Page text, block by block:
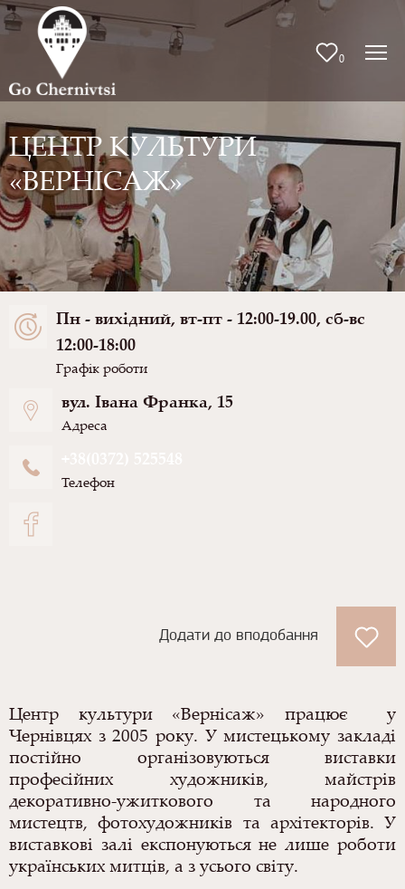
0
ЦЕНТР КУЛЬТУРИ
«ВЕРНІСАЖ»
Графік роботи
Пн - вихідний, вт-пт - 12:00-19.00, сб-вс
12:00-18:00
Адреса
вул. Івана Франка, 15
Телефон
Додати до вподобання
Центр культури «Вернісаж» працює у
Чернівцях з 2005 року. У мистецькому закладі
постійно організовуються виставки
професійних художників, майстрів
декоративно-ужиткового та народного
мистецтв, фотохудожників та архітекторів. У
виставкові залі експонуються не лише роботи
українських митців, а з усього світу.